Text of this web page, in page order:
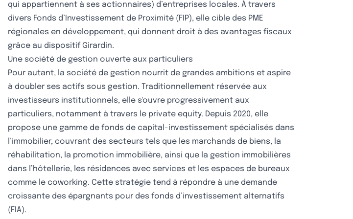
qui appartiennent à ses actionnaires) d’entreprises locales. À travers
divers Fonds d’Investissement de Proximité (FIP), elle cible des PME
régionales en développement, qui donnent droit à des avantages fiscaux
grâce au dispositif Girardin.
Une société de gestion ouverte aux particuliers
Pour autant, la société de gestion nourrit de grandes ambitions et aspire
à doubler ses actifs sous gestion. Traditionnellement réservée aux
investisseurs institutionnels, elle s'ouvre progressivement aux
particuliers, notamment à travers le private equity. Depuis 2020, elle
propose une gamme de fonds de capital-investissement spécialisés dans
l’immobilier, couvrant des secteurs tels que les marchands de biens, la
réhabilitation, la promotion immobilière, ainsi que la gestion immobilières
dans l’hôtellerie, les résidences avec services et les espaces de bureaux
comme le coworking. Cette stratégie tend à répondre à une demande
croissante des épargnants pour des fonds d’investissement alternatifs
(FIA).